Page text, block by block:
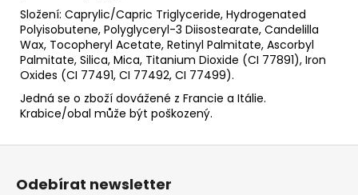
Složení: Caprylic/Capric Triglyceride, Hydrogenated
Polyisobutene, Polyglyceryl-3 Diisostearate, Candelilla
Wax, Tocopheryl Acetate, Retinyl Palmitate, Ascorbyl
Palmitate, Silica, Mica, Titanium Dioxide (CI 77891), Iron
Oxides (CI 77491, CI 77492, CI 77499).
Jedná se o zboží dovážené z Francie a Itálie.
Krabice/obal může být poškozený.
Z
Odebírat newsletter